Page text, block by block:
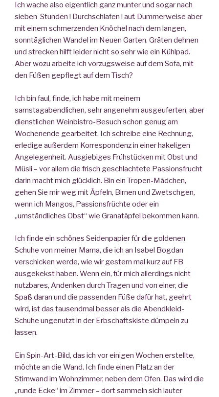
Ich wache also eigentlich ganz munter und sogar nach
sieben Stunden ! Durchschlafen ! auf. Dummerweise aber
mit einem schmerzenden Knöchel nach dem langen,
sonntäglichen Wandel im Neuen Garten. Gräten dehnen
und strecken hilft leider nicht so sehr wie ein Kühlpad.
Aber wozu arbeite ich vorzugsweise auf dem Sofa, mit
den Füßen gepflegt auf dem Tisch?
Ich bin faul, finde, ich habe mit meinem
samstagabendlichen, sehr angenehm ausgeuferten, aber
dienstlichen Weinbistro-Besuch schon genug am
Wochenende gearbeitet. Ich schreibe eine Rechnung,
erledige außerdem Korrespondenz in einer hakeligen
Angelegenheit. Ausgiebiges Frühstücken mit Obst und
Müsli – vor allem die frisch geschlachtete Passionsfrucht
darin macht mich glücklich. Bin ein Tropen-Mädchen,
gehen Sie mir weg mit Äpfeln, Birnen und Zwetschgen,
wenn ich Mangos, Passionsfrüchte oder ein
„umständliches Obst“ wie Granatäpfel bekommen kann.
Ich finde ein schönes Seidenpapier für die goldenen
Schuhe von meiner Mama, die ich an Isabel Bogdan
verschicken werde, wie wir gestern mal kurz auf FB
ausgekekst haben. Wenn ein, für mich allerdings nicht
nutzbares, Andenken durch Tragen und von einer, die
Spaß daran und die passenden Füße dafür hat, geehrt
wird, ist das tausendmal besser als die Abendkleid-
Schuhe ungenutzt in der Erbschaftskiste dümpeln zu
lassen.
Ein Spin-Art-Bild, das ich vor einigen Wochen erstellte,
möchte an die Wand. Ich finde einen Platz an der
Stirnwand im Wohnzimmer, neben dem Ofen. Das wird die
„runde Ecke“ im Zimmer – dort sammeln sich lauter